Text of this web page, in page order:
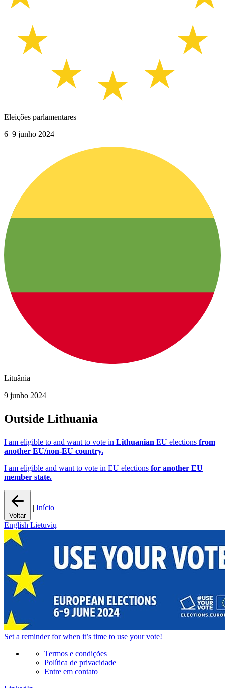
Eleições parlamentares
6–9 junho 2024
Lituânia
9 junho 2024
Outside Lithuania
I am eligible to and want to vote in Lithuanian EU elections from
another EU/non-EU country.
I am eligible and want to vote in EU elections for another EU
member state.
Voltar
| Início
English Lietuvių
Set a reminderfor when it’s time to use your vote!
Termos e condições
Política de privacidade
Entre em contato